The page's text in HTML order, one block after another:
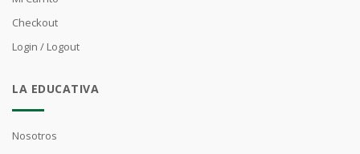
Checkout
Login / Logout
LA EDUCATIVA
Nosotros